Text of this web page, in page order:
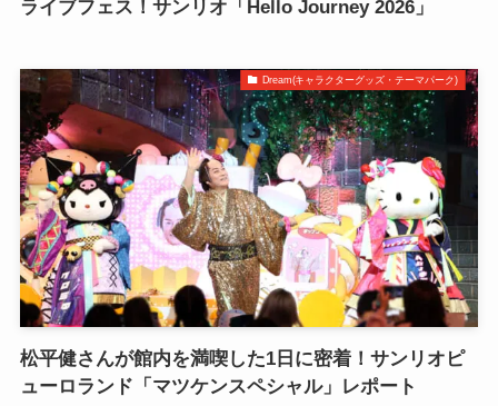
ライブフェス！サンリオ「Hello Journey 2026」
Dream(キャラクターグッズ・テーマパーク)
松平健さんが館内を満喫した1日に密着！サンリオピ
ューロランド「マツケンスペシャル」レポート